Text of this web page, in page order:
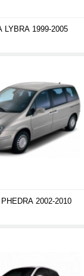
LYBRA 1999-2005
2002-2010